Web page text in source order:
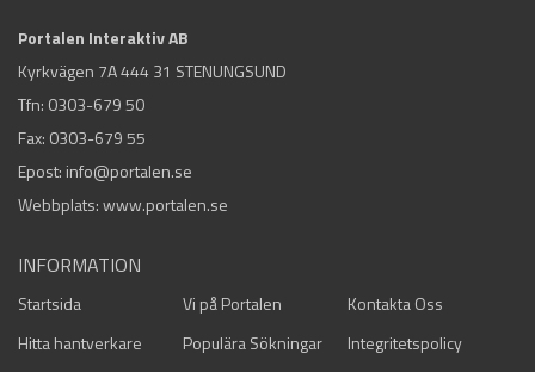
Portalen Interaktiv AB
Kyrkvägen 7A 444 31 STENUNGSUND
Tfn: 0303-679 50
Fax: 0303-679 55
Epost: info@portalen.se
Webbplats: www.portalen.se
INFORMATION
Startsida Vi på Portalen
Kontakta Oss
Hitta hantverkare
Populära Sökningar
Integritetspolicy